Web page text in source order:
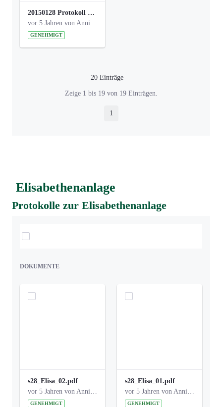
20150128 Protokoll Bismarckplatz_Jugend_01.pdf
vor 5 Jahren von Anni Schlumberger
GENEHMIGT
20 Einträge
Pro Seite
Zeige 1 bis 19 von 19 Einträgen.
Seite
1
Elisabethenanlage
Protokolle zur Elisabethenanlage
DOKUMENTE
s28_Elisa_02.pdf
vor 5 Jahren von Anni Schlumberger
GENEHMIGT
s28_Elisa_01.pdf
vor 5 Jahren von Anni Schlumberger
GENEHMIGT